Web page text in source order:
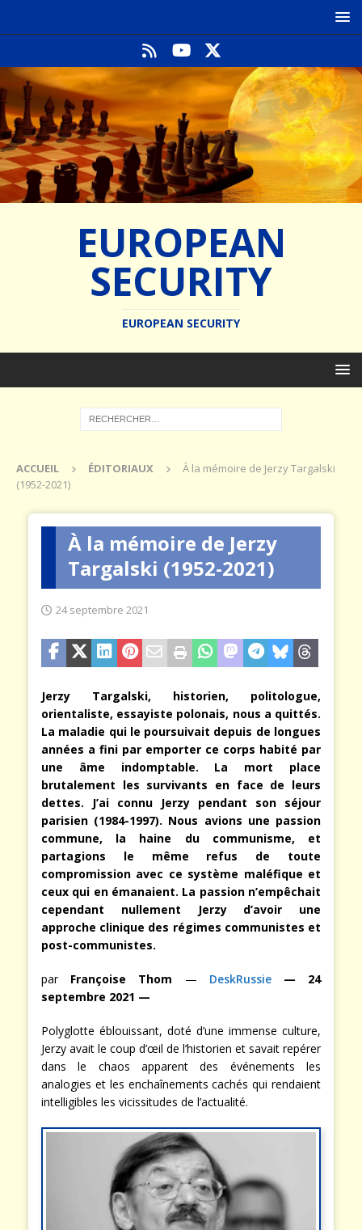
EUROPEAN
SECURITY
EUROPEAN SECURITY
ACCUEIL ÉDITORIAUX
À la mémoire de Jerzy Targalski
(1952-2021)
À la mémoire de Jerzy
Targalski (1952-2021)
24 septembre 2021
Jerzy Targalski, historien, politologue,
orientaliste, essayiste polonais, nous a quittés.
La maladie qui le poursuivait depuis de longues
années a fini par emporter ce corps habité par
une âme indomptable. La mort place
brutalement les survivants en face de leurs
dettes. J’ai connu Jerzy pendant son séjour
parisien (1984-1997). Nous avions une passion
commune, la haine du communisme, et
partagions le même refus de toute
compromission avec ce système maléfique et
ceux qui en émanaient. La passion n’empêchait
cependant nullement Jerzy d’avoir une
approche clinique des régimes communistes et
post-communistes.
par Françoise Thom — DeskRussie— 24
septembre 2021 —
Polyglotte éblouissant, doté d’une immense culture,
Jerzy avait le coup d’œil de l’historien et savait repérer
dans le chaos apparent des événements les
analogies et les enchaînements cachés qui rendaient
intelligibles les vicissitudes de l’actualité.